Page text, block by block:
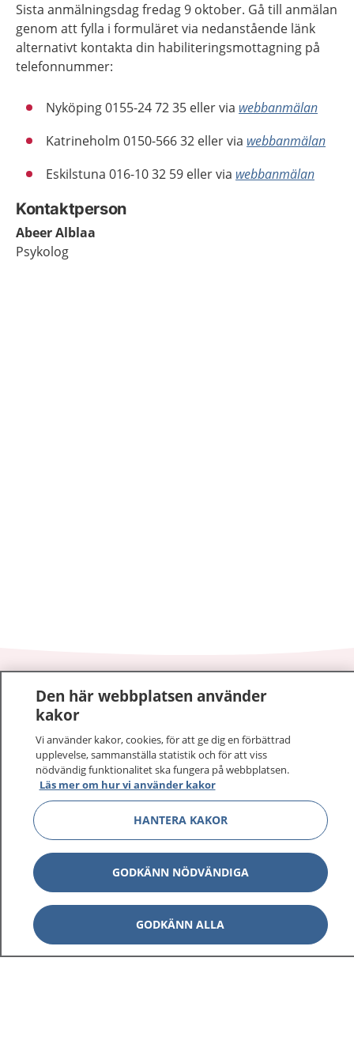
Sista anmälningsdag fredag 9 oktober. Gå till anmälan
genom att fylla i formuläret via nedanstående länk
alternativt kontakta din habiliteringsmottagning på
telefonnummer:
Nyköping 0155-24 72 35 eller via webbanmälan
Katrineholm 0150-566 32 eller via webbanmälan
Eskilstuna 016-10 32 59 eller via webbanmälan
Kontaktperson
Abeer Alblaa
Psykolog
1177–tryggt om din hälsa och vård
sjukdomar och vilka mottagningar du kan kontakta.
Logga in för att läsa din journal och göra dina
vårdärenden. Ring telefonnummer 1177 för
sjukvårdsrådgivning dygnet runt.
1177 ger dig råd när du vill må bättre.
1177 på flera språk Visa
Den här webbplatsen använder
kakor
Vi använder kakor, cookies, för att ge dig en förbättrad
upplevelse, sammanställa statistik och för att viss
nödvändig funktionalitet ska fungera på webbplatsen.
Läs mer om hur vi använder kakor
HANTERA KAKOR
GODKÄNN NÖDVÄNDIGA
GODKÄNN ALLA